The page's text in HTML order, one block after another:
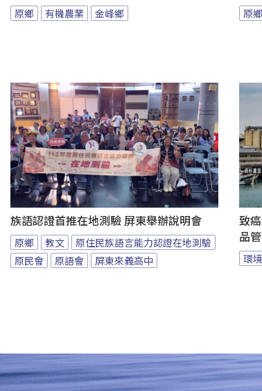
原鄉 有機農業 金峰鄉 原鄉
族語認證首推在地測驗 屏東舉辦說明會
原鄉 教文
原住民族語言能力認證在地測驗
原民會
原語會 屏東來義高中
致
品管
環境